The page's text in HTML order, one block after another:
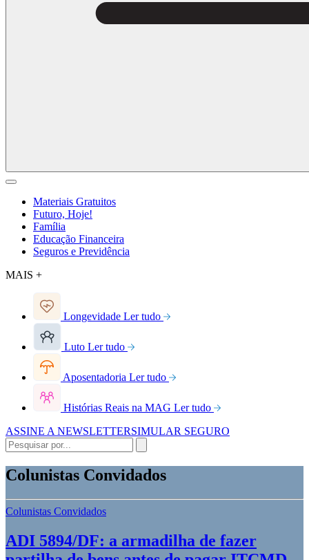
Materiais Gratuitos
Futuro, Hoje!
Família
Educação Financeira
Seguros e Previdência
MAIS +
Longevidade Ler tudo
Luto Ler tudo
Aposentadoria Ler tudo
Histórias Reais na MAG Ler tudo
ASSINE A NEWSLETTERSIMULAR SEGURO
Colunistas Convidados
Colunistas Convidados
ADI 5894/DF: a armadilha de fazer